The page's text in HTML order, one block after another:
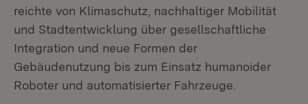
reichte von Klimaschutz, nachhaltiger Mobilität
und Stadtentwicklung über gesellschaftliche
Integration und neue Formen der
Gebäudenutzung bis zum Einsatz humanoider
Roboter und automatisierter Fahrzeuge.